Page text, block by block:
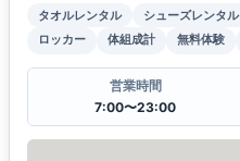
タオルレンタル シューズレンタル
ロッカー
体組成計 無料体験
営業時間
7:00〜23:00